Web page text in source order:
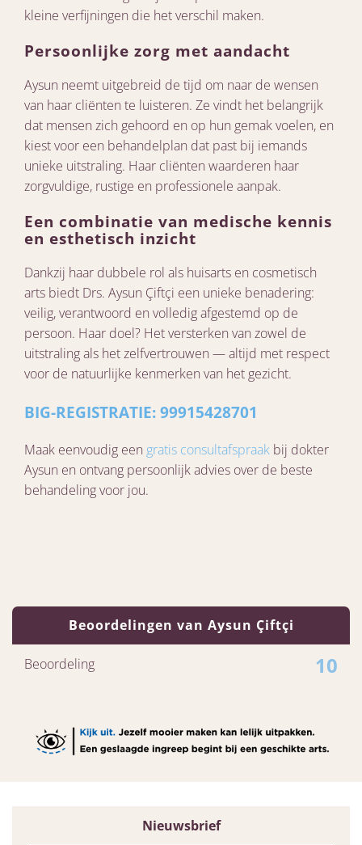
kleine verfijningen die het verschil maken.
Persoonlijke zorg met aandacht
Aysun neemt uitgebreid de tijd om naar de wensen
van haar cliënten te luisteren. Ze vindt het belangrijk
dat mensen zich gehoord en op hun gemak voelen, en
kiest voor een behandelplan dat past bij iemands
unieke uitstraling. Haar cliënten waarderen haar
zorgvuldige, rustige en professionele aanpak.
Een combinatie van medische kennis
en esthetisch inzicht
Dankzij haar dubbele rol als huisarts en cosmetisch
arts biedt Drs. Aysun Çiftçi een unieke benadering:
veilig, verantwoord en volledig afgestemd op de
persoon. Haar doel? Het versterken van zowel de
uitstraling als het zelfvertrouwen — altijd met respect
voor de natuurlijke kenmerken van het gezicht.
BIG-REGISTRATIE: 99915428701
Maak eenvoudig een gratis consultafspraak bij dokter
Aysun en ontvang persoonlijk advies over de beste
behandeling voor jou.
Beoordelingen van Aysun Çiftçi
Beoordeling 10
Nieuwsbrief